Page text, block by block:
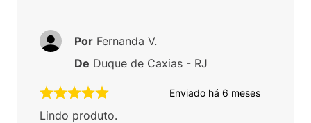
Enviado há 6 meses
Lindo produto.
Por Fernanda V.
De Duque de Caxias - RJ